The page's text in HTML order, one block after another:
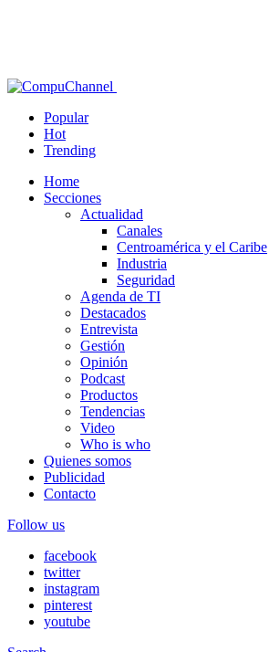
Popular
Hot
Trending
Home
Secciones
Actualidad
Canales
Centroamérica y el Caribe
Industria
Seguridad
Agenda de TI
Destacados
Entrevista
Gestión
Opinión
Podcast
Productos
Tendencias
Video
Who is who
Quienes somos
Publicidad
Contacto
Follow us
facebook
twitter
instagram
pinterest
youtube